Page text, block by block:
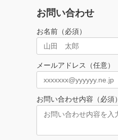
お問い合わせ
お名前（必須）
メールアドレス（任意）
お問い合わせ内容（必須）